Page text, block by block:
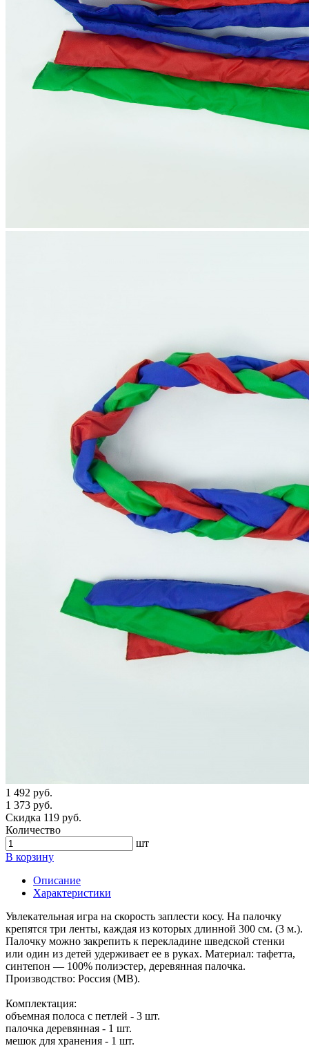
1 492 руб.
1 373 руб.
Скидка 119 руб.
Количество
шт
В корзину
Описание
Характеристики
Увлекательная игра на скорость заплести косу. На палочку
крепятся три ленты, каждая из которых длинной 300 см. (3 м.).
Палочку можно закрепить к перекладине шведской стенки
или один из детей удерживает ее в руках. Материал: тафетта,
синтепон — 100% полиэстер, деревянная палочка.
Производство: Россия (МВ).
Комплектация:
объемная полоса с петлей - 3 шт.
палочка деревянная - 1 шт.
мешок для хранения - 1 шт.